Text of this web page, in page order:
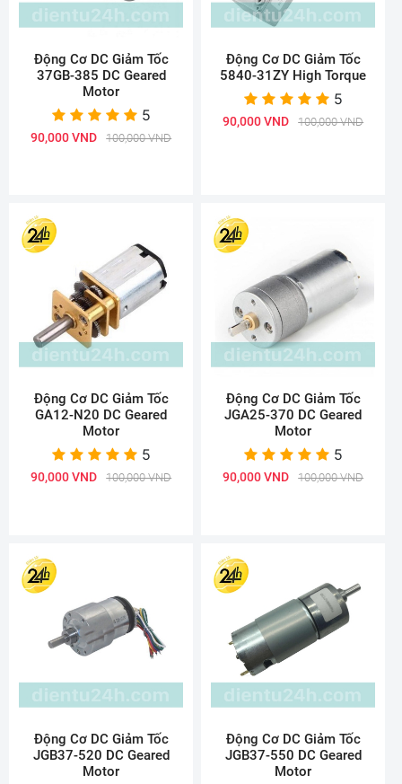
Động Cơ DC Giảm Tốc
37GB-385 DC Geared
Motor
5
90,000 VND 100,000 VND
Động Cơ DC Giảm Tốc
5840-31ZY High Torque
5
90,000 VND 100,000 VND
Động Cơ DC Giảm Tốc
GA12-N20 DC Geared
Motor
5
90,000 VND 100,000 VND
Động Cơ DC Giảm Tốc
JGA25-370 DC Geared
Motor
5
90,000 VND 100,000 VND
Động Cơ DC Giảm Tốc
JGB37-520 DC Geared
Motor
Động Cơ DC Giảm Tốc
JGB37-550 DC Geared
Motor